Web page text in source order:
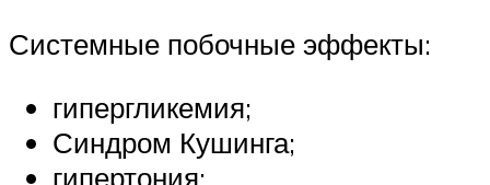
Системные побочные эффекты:
гипергликемия;
Синдром Кушинга;
гипертония;